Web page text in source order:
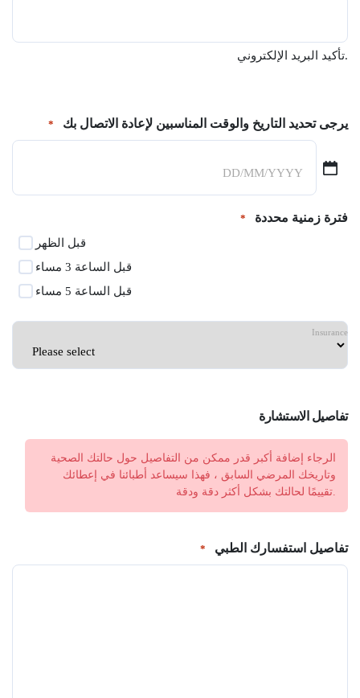
تأكيد البريد الإلكتروني.
يرجى تحديد التاريخ والوقت المناسبين لإعادة الاتصال بك *
شرطة
شهر
شرطة
مائلة
فترة زمنية محددة *
قبل الظهر
قبل الساعة 3 مساء
قبل الساعة 5 مساء
Insurance
تفاصيل الاستشارة
الرجاء إضافة أكبر قدر ممكن من التفاصيل حول حالتك الصحية
وتاريخك المرضي السابق ، فهذا سيساعد أطبائنا في إعطائك
تقييمًا لحالتك بشكل أكثر دقة ودقة.
تفاصيل استفسارك الطبي *